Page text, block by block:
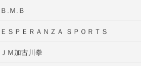
Ｂ.Ｍ.Ｂ
ＥＳＰＥＲＡＮＺＡ ＳＰＯＲＴＳ
ＪＭ加古川拳